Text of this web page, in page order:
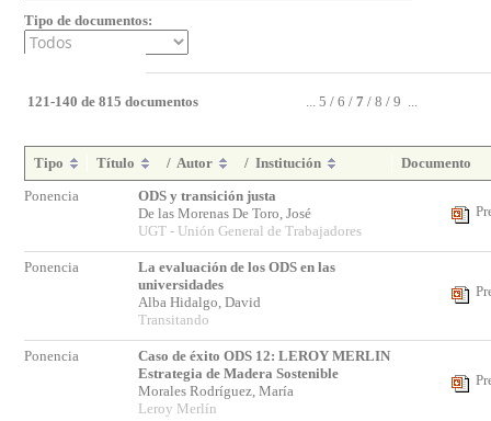
Tipo de documentos:
121-140 de 815 documentos ... 5 / 6 / 7 / 8 / 9 ...
Tipo Título / Autor / Institución
Documento
Ponencia
ODS y transición justa
De las Morenas De Toro, José
UGT - Unión General de Trabajadores
Ponencia
La evaluación de los ODS en las
universidades
Alba Hidalgo, David
Transitando
Ponencia
Caso de éxito ODS 12: LEROY MERLIN
Estrategia de Madera Sostenible
Morales Rodríguez, María
Leroy Merlín